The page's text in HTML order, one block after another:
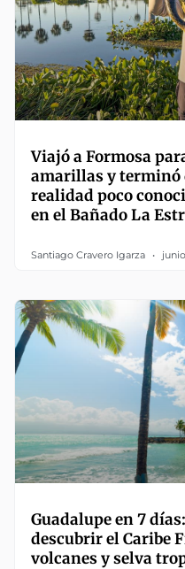
Viajó a Formosa
amarillas y terminó
realidad poco
en el Bañado La
Santiago Cravero Igarza
Guadalupe en 7
descubrir el Caribe
volcanes y selva